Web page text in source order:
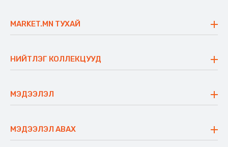
MARKET.MN ТУХАЙ
Үнэт зүйлс
Ажлын байр
Блог
НИЙТЛЭГ КОЛЛЕКЦУУД
Сүүдрэвч
Аяны ширээ
Аяны түшлэгтэй сандал
МЭДЭЭЛЭЛ
Буцаалтын журам
Захиалга шалгах
МЭДЭЭЛЭЛ АВАХ